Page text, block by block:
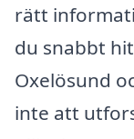
rätt
du snabbt
Oxelösund
inte att